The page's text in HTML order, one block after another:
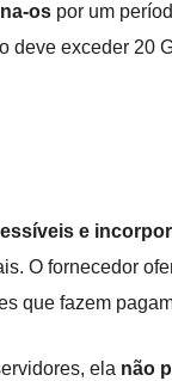
os por um
deve exceder 20
e
O fornecedor
que fazem
ela não